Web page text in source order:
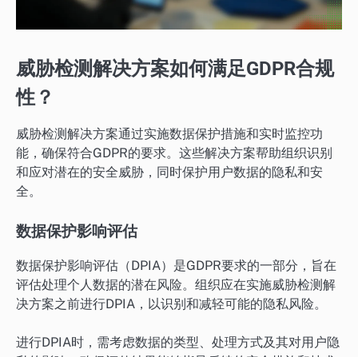
威胁检测解决方案如何满足GDPR合规
性？
威胁检测解决方案通过实施数据保护措施和实时监控功
能，确保符合GDPR的要求。这些解决方案帮助组织识别
和应对潜在的安全威胁，同时保护用户数据的隐私和安
全。
数据保护影响评估
数据保护影响评估（DPIA）是GDPR要求的一部分，旨在
评估处理个人数据的潜在风险。组织应在实施威胁检测解
决方案之前进行DPIA，以识别和减轻可能的隐私风险。
进行DPIA时，需考虑数据的类型、处理方式及其对用户隐